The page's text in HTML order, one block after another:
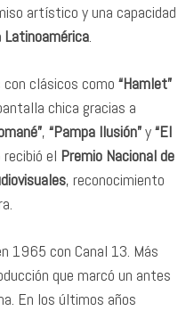
artístico y una capacidad
Latinoamérica
con clásicos como “Hamlet”
chica gracias a
, “Pampa Ilusión”y“El
recibió el Premio Nacional de
, reconocimiento
1965 con Canal 13. Más
que marcó un antes
En los últimos años